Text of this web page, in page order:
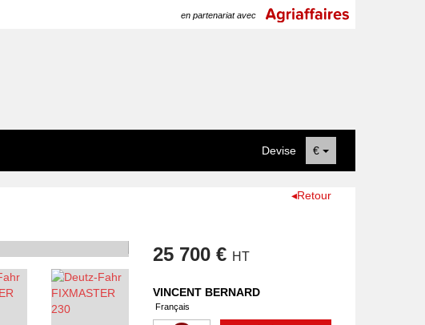
en partenariat avec
Devise €
◂Retour
25 700 € HT
VINCENT BERNARD
Français